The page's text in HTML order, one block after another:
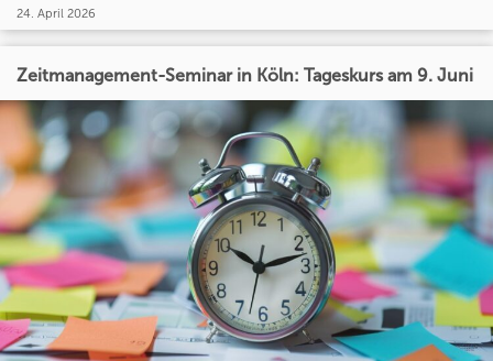
24. April 2026
Zeitmanagement-Seminar in Köln: Tageskurs am 9. Juni